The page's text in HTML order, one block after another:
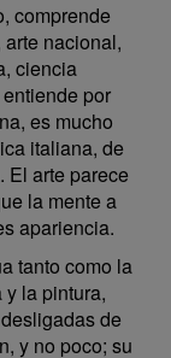
comprende
nacional,
ciencia
por
es mucho
italiana, de
El arte parece
la mente a
apariencia.
tanto como la
y la pintura,
de
y no poco; su